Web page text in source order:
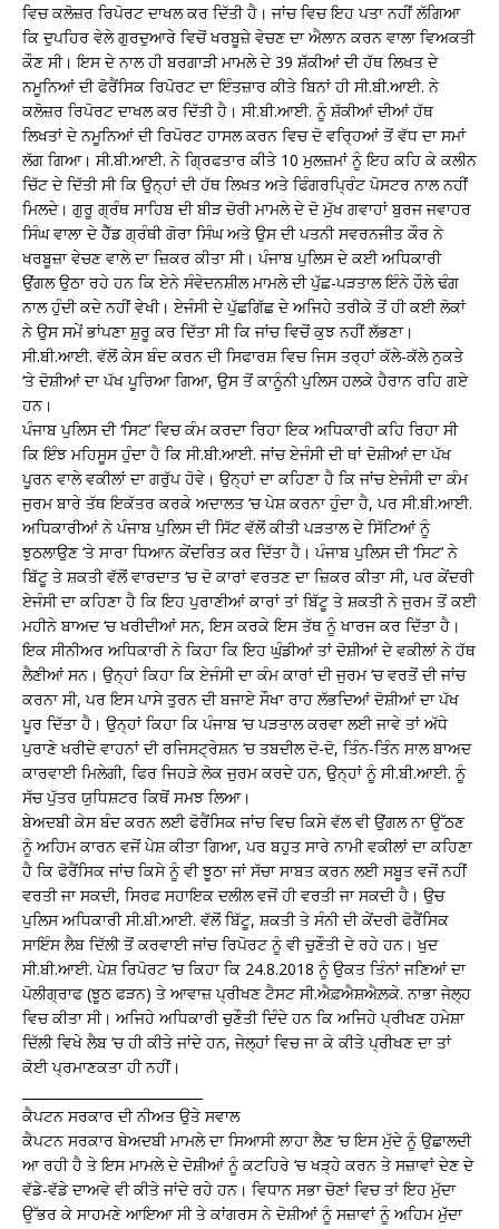
ਵਿਚ ਕਲੋਜ਼ਰ ਰਿਪੋਰਟ ਦਾਖਲ ਕਰ ਦਿੱਤੀ ਹੈ। ਜਾਂਚ ਵਿਚ ਇਹ ਪਤਾ ਨਹੀਂ ਲੱਗਿਆ
ਕਿ ਦੁਪਹਿਰ ਵੇਲੇ ਗੁਰਦੁਆਰੇ ਵਿਚੋਂ ਖਰਬੂਜ਼ੇ ਵੇਚਣ ਦਾ ਐਲਾਨ ਕਰਨ ਵਾਲਾ ਵਿਅਕਤੀ
ਕੌਣ ਸੀ। ਇਸ ਦੇ ਨਾਲ ਹੀ ਬਰਗਾੜੀ ਮਾਮਲੇ ਦੇ 39 ਸ਼ੱਕੀਆਂ ਦੀ ਹੱਥ ਲਿਖਤ ਦੇ
ਨਮੂਨਿਆਂ ਦੀ ਫੋਰੈਂਸਿਕ ਰਿਪੋਰਟ ਦਾ ਇੰਤਜ਼ਾਰ ਕੀਤੇ ਬਿਨਾਂ ਹੀ ਸੀ.ਬੀ.ਆਈ. ਨੇ
ਕਲੋਜ਼ਰ ਰਿਪੋਰਟ ਦਾਖਲ ਕਰ ਦਿੱਤੀ ਹੈ। ਸੀ.ਬੀ.ਆਈ. ਨੂੰ ਸ਼ੱਕੀਆਂ ਦੀਆਂ ਹੱਥ
ਲਿਖਤਾਂ ਦੇ ਨਮੂਨਿਆਂ ਦੀ ਰਿਪੋਰਟ ਹਾਸਲ ਕਰਨ ਵਿਚ ਦੋ ਵਰ੍ਹਿਆਂ ਤੋਂ ਵੱਧ ਦਾ ਸਮਾਂ
ਲੱਗ ਗਿਆ। ਸੀ.ਬੀ.ਆਈ. ਨੇ ਗ੍ਰਿਫਤਾਰ ਕੀਤੇ 10 ਮੁਲਜ਼ਮਾਂ ਨੂੰ ਇਹ ਕਹਿ ਕੇ ਕਲੀਨ
ਚਿੱਟ ਦੇ ਦਿੱਤੀ ਸੀ ਕਿ ਉਨ੍ਹਾਂ ਦੀ ਹੱਥ ਲਿਖਤ ਅਤੇ ਫਿੰਗਰਪ੍ਰਿੰਟ ਪੋਸਟਰ ਨਾਲ ਨਹੀਂ
ਮਿਲਦੇ। ਗੁਰੂ ਗ੍ਰੰਥ ਸਾਹਿਬ ਦੀ ਬੀੜ ਚੋਰੀ ਮਾਮਲੇ ਦੇ ਦੋ ਮੁੱਖ ਗਵਾਹਾਂ ਬੁਰਜ ਜਵਾਹਰ
ਸਿੰਘ ਵਾਲਾ ਦੇ ਹੈੱਡ ਗ੍ਰੰਥੀ ਗੋਰਾ ਸਿੰਘ ਅਤੇ ਉਸ ਦੀ ਪਤਨੀ ਸਵਰਨਜੀਤ ਕੌਰ ਨੇ
ਖਰਬੂਜ਼ਾ ਵੇਚਣ ਵਾਲੇ ਦਾ ਜ਼ਿਕਰ ਕੀਤਾ ਸੀ। ਪੰਜਾਬ ਪੁਲਿਸ ਦੇ ਕਈ ਅਧਿਕਾਰੀ
ਉਂਗਲ ਉਠਾ ਰਹੇ ਹਨ ਕਿ ਏਨੇ ਸੰਵੇਦਨਸ਼ੀਲ ਮਾਮਲੇ ਦੀ ਪੁੱਛ-ਪੜਤਾਲ ਇੰਨੇ ਹੌਲੇ ਢੰਗ
ਨਾਲ ਹੁੰਦੀ ਕਦੇ ਨਹੀਂ ਵੇਖੀ। ਏਜੰਸੀ ਦੇ ਪੁੱਛਗਿੱਛ ਦੇ ਅਜਿਹੇ ਤਰੀਕੇ ਤੋਂ ਹੀ ਕਈ ਲੋਕਾਂ
ਨੇ ਉਸ ਸਮੇਂ ਭਾਂਪਣਾ ਸ਼ੁਰੂ ਕਰ ਦਿੱਤਾ ਸੀ ਕਿ ਜਾਂਚ ਵਿਚੋਂ ਕੁਝ ਨਹੀਂ ਲੱਭਣਾ।
ਸੀ.ਬੀ.ਆਈ. ਵੱਲੋਂ ਕੇਸ ਬੰਦ ਕਰਨ ਦੀ ਸਿਫਾਰਸ਼ ਵਿਚ ਜਿਸ ਤਰ੍ਹਾਂ ਕੱਲੇ-ਕੱਲੇ ਨੁਕਤੇ
‘ਤੇ ਦੋਸ਼ੀਆਂ ਦਾ ਪੱਖ ਪੂਰਿਆ ਗਿਆ, ਉਸ ਤੋਂ ਕਾਨੂੰਨੀ ਪੁਲਿਸ ਹਲਕੇ ਹੈਰਾਨ ਰਹਿ ਗਏ
ਹਨ।
ਪੰਜਾਬ ਪੁਲਿਸ ਦੀ ‘ਸਿਟ’ ਵਿਚ ਕੰਮ ਕਰਦਾ ਰਿਹਾ ਇਕ ਅਧਿਕਾਰੀ ਕਹਿ ਰਿਹਾ ਸੀ
ਕਿ ਇੰਝ ਮਹਿਸੂਸ ਹੁੰਦਾ ਹੈ ਕਿ ਸੀ.ਬੀ.ਆਈ. ਜਾਂਚ ਏਜੰਸੀ ਦੀ ਥਾਂ ਦੋਸ਼ੀਆਂ ਦਾ ਪੱਖ
ਪੂਰਨ ਵਾਲੇ ਵਕੀਲਾਂ ਦਾ ਗਰੁੱਪ ਹੋਵੇ। ਉਨ੍ਹਾਂ ਦਾ ਕਹਿਣਾ ਹੈ ਕਿ ਜਾਂਚ ਏਜੰਸੀ ਦਾ ਕੰਮ
ਜੁਰਮ ਬਾਰੇ ਤੱਥ ਇਕੱਤਰ ਕਰਕੇ ਅਦਾਲਤ ‘ਚ ਪੇਸ਼ ਕਰਨਾ ਹੁੰਦਾ ਹੈ, ਪਰ ਸੀ.ਬੀ.ਆਈ.
ਅਧਿਕਾਰੀਆਂ ਨੇ ਪੰਜਾਬ ਪੁਲਿਸ ਦੀ ਸਿੱਟ ਵੱਲੋਂ ਕੀਤੀ ਪੜਤਾਲ ਦੇ ਸਿੱਟਿਆਂ ਨੂੰ
ਝੁਠਲਾਉਣ ‘ਤੇ ਸਾਰਾ ਧਿਆਨ ਕੇਂਦਰਿਤ ਕਰ ਦਿੱਤਾ ਹੈ। ਪੰਜਾਬ ਪੁਲਿਸ ਦੀ ‘ਸਿਟ’ ਨੇ
ਬਿੱਟੂ ਤੇ ਸ਼ਕਤੀ ਵੱਲੋਂ ਵਾਰਦਾਤ ‘ਚ ਦੋ ਕਾਰਾਂ ਵਰਤਣ ਦਾ ਜ਼ਿਕਰ ਕੀਤਾ ਸੀ, ਪਰ ਕੇਂਦਰੀ
ਏਜੰਸੀ ਦਾ ਕਹਿਣਾ ਹੈ ਕਿ ਇਹ ਪੁਰਾਣੀਆਂ ਕਾਰਾਂ ਤਾਂ ਬਿੱਟੂ ਤੇ ਸ਼ਕਤੀ ਨੇ ਜੁਰਮ ਤੋਂ ਕਈ
ਮਹੀਨੇ ਬਾਅਦ ‘ਚ ਖਰੀਦੀਆਂ ਸਨ, ਇਸ ਕਰਕੇ ਇਸ ਤੱਥ ਨੂੰ ਖਾਰਜ ਕਰ ਦਿੱਤਾ ਹੈ।
ਇਕ ਸੀਨੀਅਰ ਅਧਿਕਾਰੀ ਨੇ ਕਿਹਾ ਕਿ ਇਹ ਘੁੰਡੀਆਂ ਤਾਂ ਦੋਸ਼ੀਆਂ ਦੇ ਵਕੀਲਾਂ ਨੇ ਹੱਥ
ਲੈਣੀਆਂ ਸਨ। ਉਨ੍ਹਾਂ ਕਿਹਾ ਕਿ ਏਜੰਸੀ ਦਾ ਕੰਮ ਕਾਰਾਂ ਦੀ ਜੁਰਮ ‘ਚ ਵਰਤੋਂ ਦੀ ਜਾਂਚ
ਕਰਨਾ ਸੀ, ਪਰ ਇਸ ਪਾਸੇ ਤੁਰਨ ਦੀ ਬਜਾਏ ਸੌਖਾ ਰਾਹ ਲੱਭਦਿਆਂ ਦੋਸ਼ੀਆਂ ਦਾ ਪੱਖ
ਪੂਰ ਦਿੱਤਾ ਹੈ। ਉਨ੍ਹਾਂ ਕਿਹਾ ਕਿ ਪੰਜਾਬ ‘ਚ ਪੜਤਾਲ ਕਰਵਾ ਲਈ ਜਾਵੇ ਤਾਂ ਅੱਧੇ
ਪੁਰਾਣੇ ਖਰੀਦੇ ਵਾਹਨਾਂ ਦੀ ਰਜਿਸਟ੍ਰੇਸ਼ਨ ‘ਚ ਤਬਦੀਲ ਦੋ-ਦੋ, ਤਿੰਨ-ਤਿੰਨ ਸਾਲ ਬਾਅਦ
ਕਾਰਵਾਈ ਮਿਲੇਗੀ, ਫਿਰ ਜਿਹੜੇ ਲੋਕ ਜੁਰਮ ਕਰਦੇ ਹਨ, ਉਨ੍ਹਾਂ ਨੂੰ ਸੀ.ਬੀ.ਆਈ. ਨੂੰ
ਸੱਚ ਪੁੱਤਰ ਯੁਧਿਸ਼ਟਰ ਕਿਥੋਂ ਸਮਝ ਲਿਆ।
ਬੇਅਦਬੀ ਕੇਸ ਬੰਦ ਕਰਨ ਲਈ ਫੋਰੈਂਸਿਕ ਜਾਂਚ ਵਿਚ ਕਿਸੇ ਵੱਲ ਵੀ ਉਂਗਲ ਨਾ ਉੱਠਣ
ਨੂੰ ਅਹਿਮ ਕਾਰਨ ਵਜੋਂ ਪੇਸ਼ ਕੀਤਾ ਗਿਆ, ਪਰ ਬਹੁਤ ਸਾਰੇ ਨਾਮੀ ਵਕੀਲਾਂ ਦਾ ਕਹਿਣਾ
ਹੈ ਕਿ ਫੋਰੈਂਸਿਕ ਜਾਂਚ ਕਿਸੇ ਨੂੰ ਵੀ ਝੂਠਾ ਜਾਂ ਸੱਚਾ ਸਾਬਤ ਕਰਨ ਲਈ ਸਬੂਤ ਵਜੋਂ ਨਹੀਂ
ਵਰਤੀ ਜਾ ਸਕਦੀ, ਸਿਰਫ ਸਹਾਇਕ ਦਲੀਲ ਵਜੋਂ ਹੀ ਵਰਤੀ ਜਾ ਸਕਦੀ ਹੈ। ਉਚ
ਪੁਲਿਸ ਅਧਿਕਾਰੀ ਸੀ.ਬੀ.ਆਈ. ਵੱਲੋਂ ਬਿੱਟੂ, ਸ਼ਕਤੀ ਤੇ ਸੰਨੀ ਦੀ ਕੇਂਦਰੀ ਫੋਰੈਂਸਿਕ
ਸਾਇੰਸ ਲੈਬ ਦਿੱਲੀ ਤੋਂ ਕਰਵਾਈ ਜਾਂਚ ਰਿਪੋਰਟ ਨੂੰ ਵੀ ਚੁਣੌਤੀ ਦੇ ਰਹੇ ਹਨ। ਖੁਦ
ਸੀ.ਬੀ.ਆਈ. ਪੇਸ਼ ਰਿਪੋਰਟ ‘ਚ ਕਿਹਾ ਕਿ 24.8.2018 ਨੂੰ ਉਕਤ ਤਿੰਨਾਂ ਜਣਿਆਂ ਦਾ
ਪੋਲੀਗ੍ਰਾਫ (ਝੂਠ ਫੜਨ) ਤੇ ਆਵਾਜ਼ ਪ੍ਰੀਖਣ ਟੈਸਟ ਸੀ.ਐਫ਼ਐਸ਼ਐਲ਼ਕੇ. ਨਾਭਾ ਜੇਲ੍ਹ
ਵਿਚ ਕੀਤਾ ਸੀ। ਅਜਿਹੇ ਅਧਿਕਾਰੀ ਚੁਣੌਤੀ ਦਿੰਦੇ ਹਨ ਕਿ ਅਜਿਹੇ ਪ੍ਰੀਖਣ ਹਮੇਸ਼ਾ
ਦਿੱਲੀ ਵਿਖੇ ਲੈਬ ‘ਚ ਹੀ ਕੀਤੇ ਜਾਂਦੇ ਹਨ, ਜੇਲ੍ਹਾਂ ਵਿਚ ਜਾ ਕੇ ਕੀਤੇ ਪ੍ਰੀਖਣ ਦਾ ਤਾਂ
ਕੋਈ ਪ੍ਰਮਾਣਕਤਾ ਹੀ ਨਹੀਂ।
ਕੈਪਟਨ ਸਰਕਾਰ ਦੀ ਨੀਅਤ ਉਤੇ ਸਵਾਲ
ਕੈਪਟਨ ਸਰਕਾਰ ਬੇਅਦਬੀ ਮਾਮਲੇ ਦਾ ਸਿਆਸੀ ਲਾਹਾ ਲੈਣ ‘ਚ ਇਸ ਮੁੱਦੇ ਨੂੰ ਉਛਾਲਦੀ
ਆ ਰਹੀ ਹੈ ਤੇ ਇਸ ਮਾਮਲੇ ਦੇ ਦੋਸ਼ੀਆਂ ਨੂੰ ਕਟਹਿਰੇ ‘ਚ ਖੜ੍ਹੇ ਕਰਨ ਤੇ ਸਜ਼ਾਵਾਂ ਦੇਣ ਦੇ
ਵੱਡੇ-ਵੱਡੇ ਦਾਅਵੇ ਵੀ ਕੀਤੇ ਜਾਂਦੇ ਰਹੇ ਹਨ। ਵਿਧਾਨ ਸਭਾ ਚੋਣਾਂ ਵਿਚ ਤਾਂ ਇਹ ਮੁੱਦਾ
ਉੱਭਰ ਕੇ ਸਾਹਮਣੇ ਆਇਆ ਸੀ ਤੇ ਕਾਂਗਰਸ ਨੇ ਦੋਸ਼ੀਆਂ ਨੂੰ ਸਜ਼ਾਵਾਂ ਨੂੰ ਅਹਿਮ ਮੁੱਦਾ